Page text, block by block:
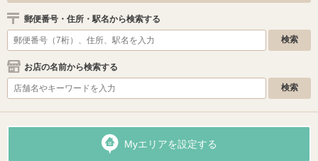
郵便番号・住所・駅名から検索する
お店の名前から検索する
Myエリアを設定する